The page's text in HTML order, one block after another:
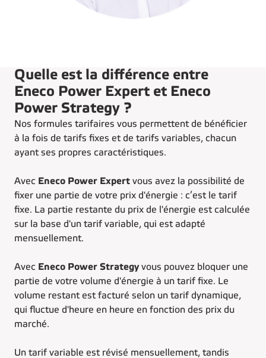
Quelle est la différence entre
Eneco Power Expert et Eneco
Power Strategy ?
Nos formules tarifaires vous permettent de bénéficier
à la fois de tarifs fixes et de tarifs variables, chacun
ayant ses propres caractéristiques.
Avec Eneco Power Expert vous avez la possibilité de
fixer une partie de votre prix d'énergie : c’est le tarif
fixe. La partie restante du prix de l'énergie est calculée
sur la base d'un tarif variable, qui est adapté
mensuellement.
Avec Eneco Power Strategyvous pouvez bloquer une
partie de votre volume d'énergie à un tarif fixe. Le
volume restant est facturé selon un tarif dynamique,
qui fluctue d'heure en heure en fonction des prix du
marché.
Un tarif variable est révisé mensuellement, tandis